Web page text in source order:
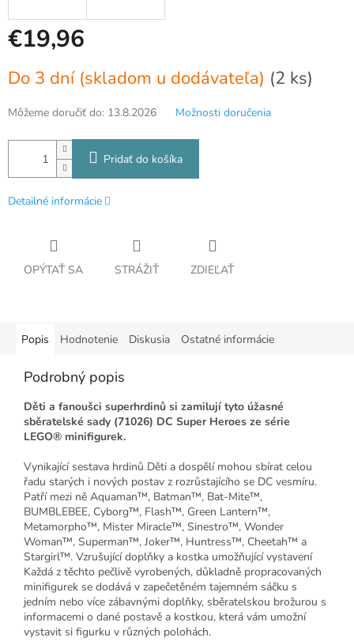
€19,96
cena:
Do 3 dní (skladom u dodávateľa) (2 ks)
Môžeme doručiť do: 13.8.2026 Možnosti doručenia
Pridať do košíka
Detailné informácie
OPÝTAŤ SA STRÁŽIŤ ZDIEĽAŤ
Popis Hodnotenie Diskusia Ostatné informácie
Podrobný popis
Děti a fanoušci superhrdinů si zamilují tyto úžasné
sběratelské sady (71026) DC Super Heroes ze série
LEGO® minifigurek.
Vynikající sestava hrdinů Děti a dospělí mohou sbírat celou
řadu starých i nových postav z rozrůstajícího se DC vesmíru.
Patří mezi ně Aquaman™, Batman™, Bat-Mite™,
BUMBLEBEE, Cyborg™, Flash™, Green Lantern™,
Metamorpho™, Mister Miracle™, Sinestro™, Wonder
Woman™, Superman™, Joker™, Huntress™, Cheetah™ a
Stargirl™. Vzrušující doplňky a kostka umožňující vystavení
Každá z těchto pečlivě vyrobených, důkladně propracovaných
minifigurek se dodává v zapečetěném tajemném sáčku s
jedním nebo více zábavnými doplňky, sběratelskou brožurou s
informacemi o dané postavě a kostkou, která vám umožní
vystavit si figurku v různých polohách.